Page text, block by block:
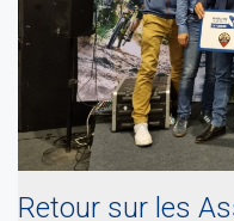
Retour sur les